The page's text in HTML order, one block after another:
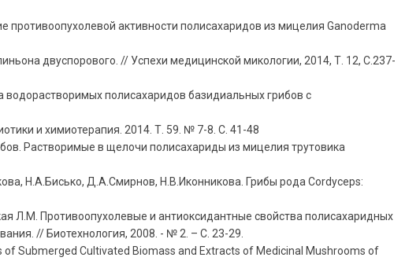
активности полисахаридов из мицелия Ganoderma
двуспорового. // Успехи медицинской микологии, 2014, Т. 12, С.237-
полисахаридов базидиальных грибов с
и химиотерапия. 2014. Т. 59. № 7-8. С. 41-48
Растворимые в щелочи полисахариды из мицелия трутовика
Н.А.Бисько, Д.А.Смирнов, Н.В.Иконникова. Грибы рода Cordyceps:
Л.М. Противоопухолевые и антиоксидантные свойства полисахаридных
// Биотехнология, 2008. - № 2. – С. 23-29.
of Submerged Cultivated Biomass and Extracts of Medicinal Mushrooms of